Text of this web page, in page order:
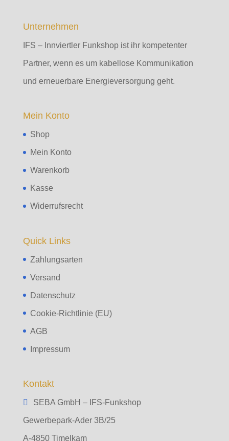
Unternehmen
IFS – Innviertler Funkshop ist ihr kompetenter
Partner, wenn es um kabellose Kommunikation
und erneuerbare Energieversorgung geht.
Mein Konto
Shop
Mein Konto
Warenkorb
Kasse
Widerrufsrecht
Quick Links
Zahlungsarten
Versand
Datenschutz
Cookie-Richtlinie (EU)
AGB
Impressum
Kontakt
SEBA GmbH – IFS-Funkshop
Gewerbepark-Ader 3B/25
A-4850 Timelkam